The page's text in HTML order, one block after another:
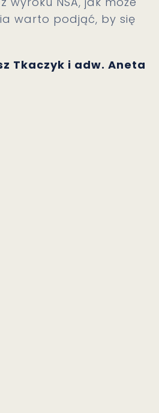
warto podjąć, by się
Tkaczyk i adw. Aneta